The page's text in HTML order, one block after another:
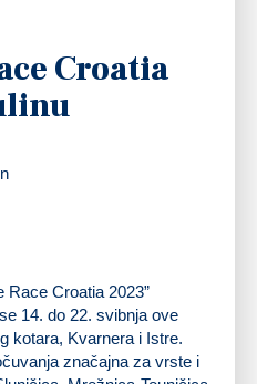
Croatia
Race Croatia 2023”
14. do 22. svibnja ove
kotara, Kvarnera i Istre.
značajna za vrste i